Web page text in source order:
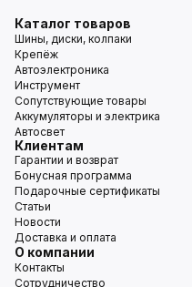
Каталог товаров
Шины, диски, колпаки
Крепёж
Автоэлектроника
Инструмент
Сопутствующие товары
Аккумуляторы и электрика
Автосвет
Клиентам
Гарантии и возврат
Бонусная программа
Подарочные сертификаты
Статьи
Новости
Доставка и оплата
О компании
Контакты
Сотрудничество